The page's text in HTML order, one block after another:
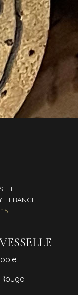
- FRANCE